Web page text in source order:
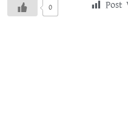
0 Post